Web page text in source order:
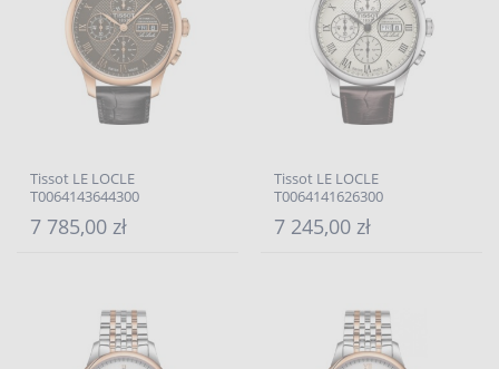
Tissot LE LOCLE
T0064143644300
7 785,00 zł
Tissot LE LOCLE
T0064141626300
7 245,00 zł